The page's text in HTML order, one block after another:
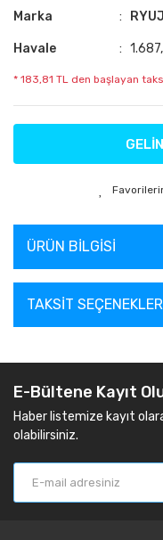
Marka RYUJI
Havale
* 183,81 TL den başlayan
ÜRÜN BILGISI
TAKSIT
E-Bültene Kayıt
Haber listemize kayıt
olabilirsiniz.